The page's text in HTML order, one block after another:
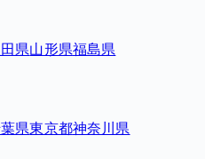
県山形県福島県
県東京都神奈川県